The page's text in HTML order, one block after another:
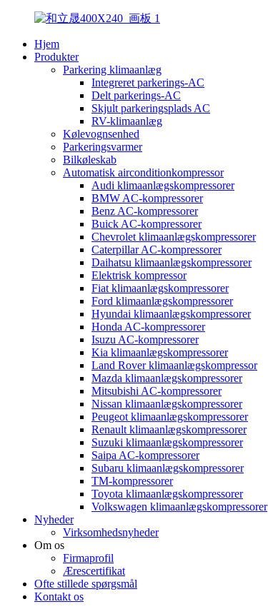
Hjem
Produkter
Parkering klimaanlæg
Integreret parkerings-AC
Delt parkerings-AC
Skjult parkeringsplads AC
RV-klimaanlæg
Kølevognsenhed
Parkeringsvarmer
Bilkøleskab
Automatisk airconditionkompressor
Audi klimaanlægskompressorer
BMW AC-kompressorer
Benz AC-kompressorer
Buick AC-kompressorer
Chevrolet klimaanlægskompressorer
Caterpillar AC-kompressorer
Daihatsu klimaanlægskompressorer
Elektrisk kompressor
Fiat klimaanlægskompressorer
Ford klimaanlægskompressorer
Hyundai klimaanlægskompressorer
Honda AC-kompressorer
Isuzu AC-kompressorer
Kia klimaanlægskompressorer
Land Rover klimaanlægskompressor
Mazda klimaanlægskompressorer
Mitsubishi AC-kompressorer
Nissan klimaanlægskompressorer
Peugeot klimaanlægskompressorer
Renault klimaanlægskompressorer
Suzuki klimaanlægskompressorer
Saipa AC-kompressorer
Subaru klimaanlægskompressorer
TM-kompressorer
Toyota klimaanlægskompressorer
Volkswagen klimaanlægskompressorer
Nyheder
Virksomhedsnyheder
Om os
Firmaprofil
Ærescertifikat
Ofte stillede spørgsmål
Kontakt os